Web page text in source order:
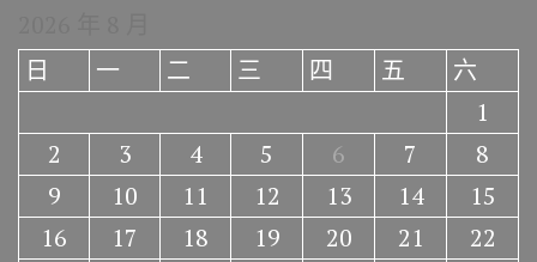
日
一 二 三 四 五
六
1
2
3 4 5 6 7
8
9
10 11 12 13 14
15
16
17 18 19 20 21
22